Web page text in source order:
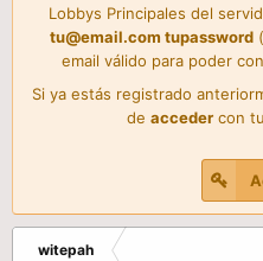
Lobbys Principales del
tu@email.com tupassword
email válido para poder
Si ya estás registrado
de accedercon
witepah